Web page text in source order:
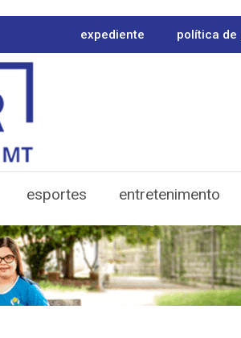
expediente política de
esportes entretenimento